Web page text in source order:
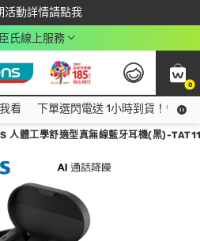
活動詳情請點我
app最高回饋$350
氏線上服務
0
看 下單選閃電送 1小時到貨！領神
人體工學舒適型真無線藍牙耳機(黑)-